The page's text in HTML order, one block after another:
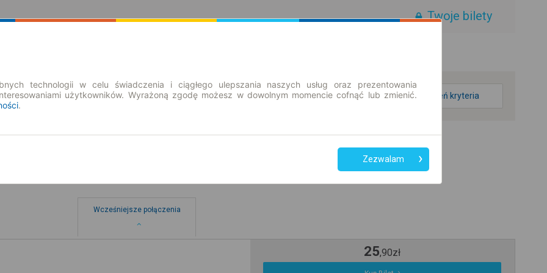
Twoje bilety
zmień kryteria
Wcześniejsze połączenia
25,90zł
technologii w celu świadczenia i ciągłego ulepszania naszych usług oraz prezentowania
użytkowników. Wyrażoną zgodę możesz w dowolnym momencie cofnąć lub zmienić.
.
Zezwalam